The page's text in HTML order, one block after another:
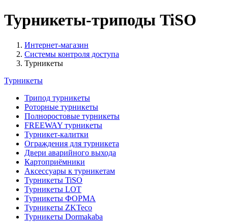
Турникеты-триподы TiSO
Интернет-магазин
Системы контроля доступа
Турникеты
Турникеты
Трипод турникеты
Роторные турникеты
Полноростовые турникеты
FREEWAY турникеты
Турникет-калитки
Ограждения для турникета
Двери аварийного выхода
Картоприёмники
Аксессуары к турникетам
Турникеты TiSO
Турникеты LOT
Турникеты ФОРМА
Турникеты ZKTeco
Турникеты Dormakaba